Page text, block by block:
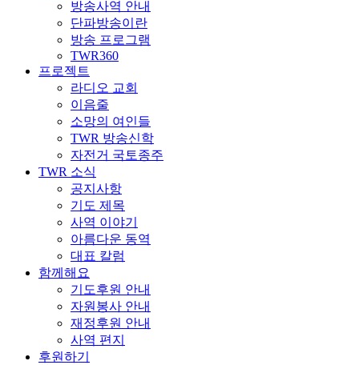
방송사역 안내
단파방송이란
방송 프로그램
TWR360
프로젝트
라디오 교회
이음줄
소망의 여인들
TWR 방송신학
자전거 국토종주
TWR 소식
공지사항
기도 제목
사역 이야기
아름다운 동역
대표 칼럼
함께해요
기도후원 안내
자원봉사 안내
재정후원 안내
사역 편지
후원하기